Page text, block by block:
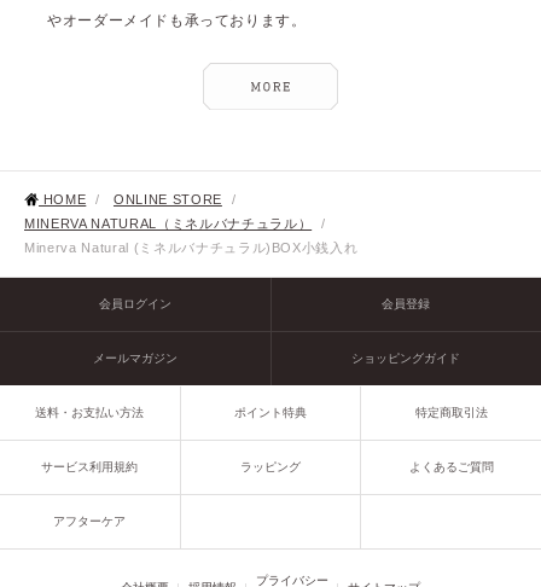
やオーダーメイドも承っております。
HOME / ONLINE STORE
/
MINERVA NATURAL（ミネルバナチュラル）
/
Minerva Natural (ミネルバナチュラル)BOX小銭入れ
会員ログイン 会員登録
メールマガジン ショッピングガイド
送料・お支払い方法 ポイント特典 特定商取引法
サービス利用規約 ラッピング よくあるご質問
アフターケア
プライバシー